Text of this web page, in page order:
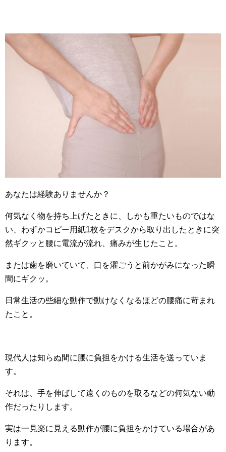
あなたは経験ありませんか？
何気なく物を持ち上げたときに、しかも重たいものではな
い、わずかコピー用紙1枚をデスクから取り出したときに突
然ギクッと腰に電流が流れ、痛みが生じたこと。
または歯を磨いていて、口を濯ごうと前かがみになった瞬
間にギクッ。
日常生活の些細な動作で動けなくなるほどの腰痛に苛まれ
たこと。
現代人は知らぬ間に腰に負担をかける生活を送っていま
す。
それは、手を伸ばして遠くのものを取るなどの何気ない動
作だったりします。
実は一見楽に見える動作が腰に負担をかけている場合があ
ります。